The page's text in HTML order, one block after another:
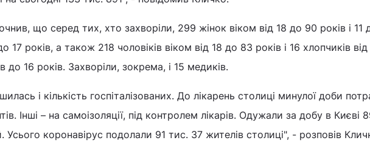
що серед тих, хто захворіли, 299 жінок віком від 18 до 90 років і 11
17 років, а також 218 чоловіків віком від 18 до 83 років і 16 хлопчиків
до 16 років. Захворіли, зокрема, і 15 медиків.
і кількість госпіталізованих. До лікарень столиці минулої доби
Інші – на самоізоляції, під контролем лікарів. Одужали за добу в Києві
Усього коронавірус подолали 91 тис. 37 жителів столиці", - розповів